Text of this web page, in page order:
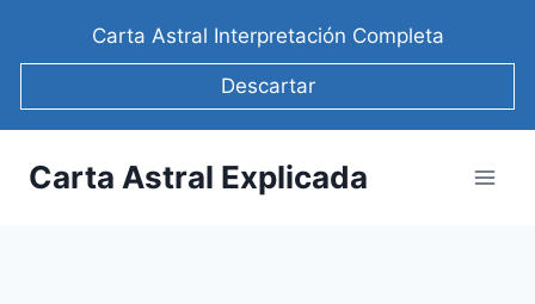
Carta Astral Interpretación Completa
Descartar
Carta Astral Explicada